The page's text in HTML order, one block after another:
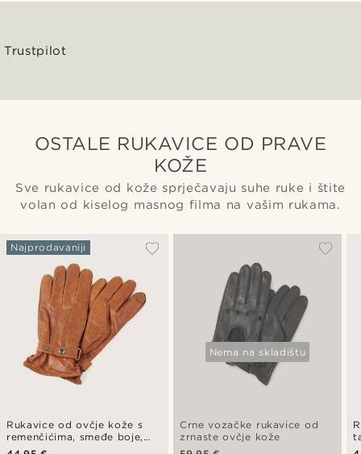
Trustpilot
OSTALE RUKAVICE OD PRAVE
KOŽE
Sve rukavice od kože sprječavaju suhe ruke i štite
volan od kiselog masnog filma na vašim rukama.
Rukavice od ovčje kože s
remenčićima, smeđe boje,
kompatibilne sa zaslonom
Najprodavaniji
Nema na skladištu
Crne vozačke rukavice od
zrnaste ovčje kože